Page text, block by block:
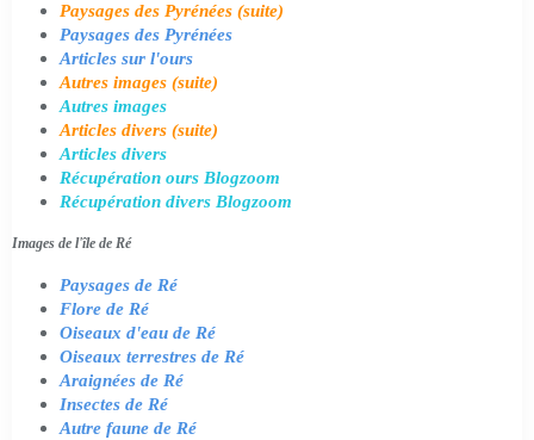
Paysages des Pyrénées (suite)
Paysages des Pyrénées
Articles sur l'ours
Autres images (suite)
Autres images
Articles divers (suite)
Articles divers
Récupération ours Blogzoom
Récupération divers Blogzoom
Images de l'île de Ré
Paysages de Ré
Flore de Ré
Oiseaux d'eau de Ré
Oiseaux terrestres de Ré
Araignées de Ré
Insectes de Ré
Autre faune de Ré